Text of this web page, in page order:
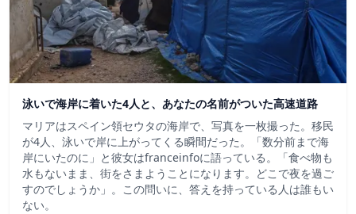
泳いで海岸に着いた4人と、あなたの名前がついた高速道路
マリアはスペイン領セウタの海岸で、写真を一枚撮った。移民
が4人、泳いで岸に上がってくる瞬間だった。「数分前まで海
岸にいたのに」と彼女はfranceinfoに語っている。「食べ物も
水もないまま、街をさまようことになります。どこで夜を過ご
すのでしょうか」。この問いに、答えを持っている人は誰もい
ない。